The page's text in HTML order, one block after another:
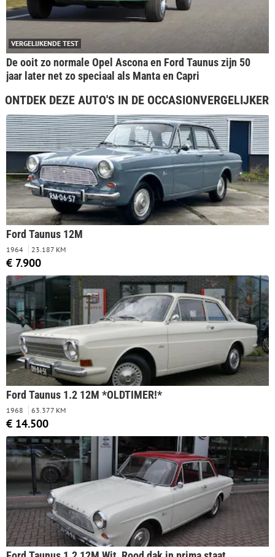
VERGELIJKENDE TEST
De ooit zo normale Opel Ascona en Ford Taunus zijn 50
jaar later net zo speciaal als Manta en Capri
ONTDEK DEZE AUTO'S IN DE OCCASIONVERGELIJKER
Ford Taunus 12M
1964 23.187 KM
€ 7.900
Ford Taunus 1.2 12M *OLDTIMER!*
1968 63.377 KM
€ 14.500